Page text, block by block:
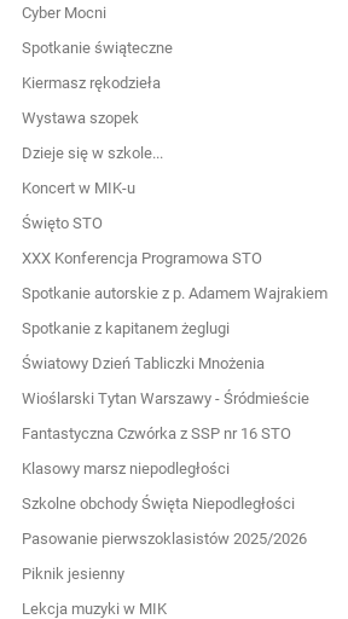
Cyber Mocni
Spotkanie świąteczne
Kiermasz rękodzieła
Wystawa szopek
Dzieje się w szkole...
Koncert w MIK-u
Święto STO
XXX Konferencja Programowa STO
Spotkanie autorskie z p. Adamem Wajrakiem
Spotkanie z kapitanem żeglugi
Światowy Dzień Tabliczki Mnożenia
Wioślarski Tytan Warszawy - Śródmieście
Fantastyczna Czwórka z SSP nr 16 STO
Klasowy marsz niepodległości
Szkolne obchody Święta Niepodległości
Pasowanie pierwszoklasistów 2025/2026
Piknik jesienny
Lekcja muzyki w MIK